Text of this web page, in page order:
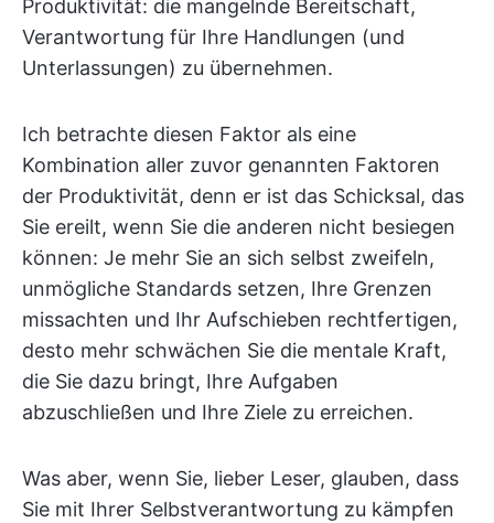
Produktivität: die mangelnde Bereitschaft,
Verantwortung für Ihre Handlungen (und
Unterlassungen) zu übernehmen.
Ich betrachte diesen Faktor als eine
Kombination aller zuvor genannten Faktoren
der Produktivität, denn er ist das Schicksal, das
Sie ereilt, wenn Sie die anderen nicht besiegen
können: Je mehr Sie an sich selbst zweifeln,
unmögliche Standards setzen, Ihre Grenzen
missachten und Ihr Aufschieben rechtfertigen,
desto mehr schwächen Sie die mentale Kraft,
die Sie dazu bringt, Ihre Aufgaben
abzuschließen und Ihre Ziele zu erreichen.
Was aber, wenn Sie, lieber Leser, glauben, dass
Sie mit Ihrer Selbstverantwortung zu kämpfen